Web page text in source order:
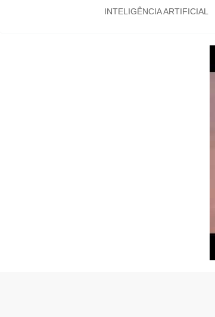
INTELIGÊNCIA ARTIFICIAL